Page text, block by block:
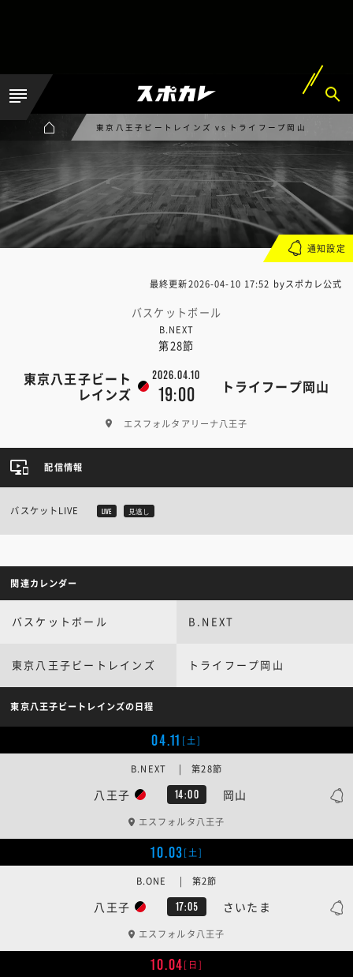
東京八王子ビートレインズ vs トライフープ岡山
最終更新2026-04-10 17:52 byスポカレ公式
バスケットボール
B.NEXT
第28節
東京八王子ビート
レインズ
2026.04.10
19:00 トライフープ岡山
エスフォルタアリーナ八王子
通知設定
配信情報
バスケットLIVE LIVE 見逃し
関連カレンダー
バスケットボール B.NEXT
東京八王子ビートレインズ トライフープ岡山
東京八王子ビートレインズの日程
04.11 [土]
八王子 14:00 岡山
B.NEXT | 第28節
エスフォルタ八王子
10.03[土]
八王子 17:05 さいたま
B.ONE | 第2節
エスフォルタ八王子
10.04[日]